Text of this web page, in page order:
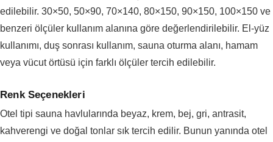
edilebilir. 30×50, 50×90, 70×140, 80×150, 90×150, 100×150 ve
benzeri ölçüler kullanım alanına göre değerlendirilebilir. El-yüz
kullanımı, duş sonrası kullanım, sauna oturma alanı, hamam
veya vücut örtüsü için farklı ölçüler tercih edilebilir.
Renk Seçenekleri
Otel tipi sauna havlularında beyaz, krem, bej, gri, antrasit,
kahverengi ve doğal tonlar sık tercih edilir. Bunun yanında otel